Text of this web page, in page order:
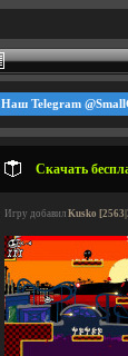
Наш Telegram
Скачать
Игру добавил Kusko